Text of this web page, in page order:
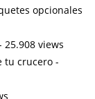
opcionales
25.908 views
tu crucero -